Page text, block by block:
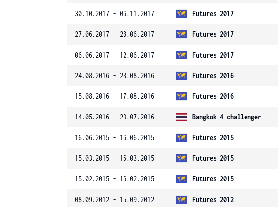
30.10.2017 - 06.11.2017 Futures 2017
27.06.2017 - 28.06.2017 Futures 2017
06.06.2017 - 12.06.2017 Futures 2017
24.08.2016 - 28.08.2016 Futures 2016
15.08.2016 - 17.08.2016 Futures 2016
14.05.2016 - 23.07.2016 Bangkok 4 challenger
16.06.2015 - 16.06.2015 Futures 2015
15.03.2015 - 16.03.2015 Futures 2015
15.02.2015 - 16.02.2015 Futures 2015
08.09.2012 - 15.09.2012 Futures 2012